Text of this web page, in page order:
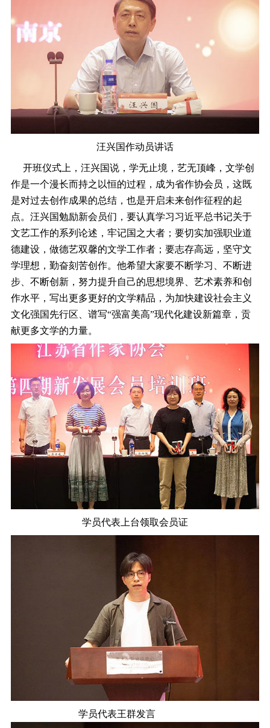
汪兴国作动员讲话
开班仪式上，汪兴国说，学无止境，艺无顶峰，文学创
作是一个漫长而持之以恒的过程，成为省作协会员，这既
是对过去创作成果的总结，也是开启未来创作征程的起
点。汪兴国勉励新会员们，要认真学习习近平总书记关于
文艺工作的系列论述，牢记国之大者；要切实加强职业道
德建设，做德艺双馨的文学工作者；要志存高远，坚守文
学理想，勤奋刻苦创作。他希望大家要不断学习、不断进
步、不断创新，努力提升自己的思想境界、艺术素养和创
作水平，写出更多更好的文学精品，为加快建设社会主义
文化强国先行区、谱写“强富美高”现代化建设新篇章，贡
献更多文学的力量。
学员代表上台领取会员证
学员代表王群发言